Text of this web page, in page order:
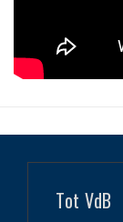
Tot VdB